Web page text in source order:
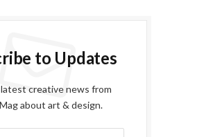
to Updates
creative news from
about art & design.